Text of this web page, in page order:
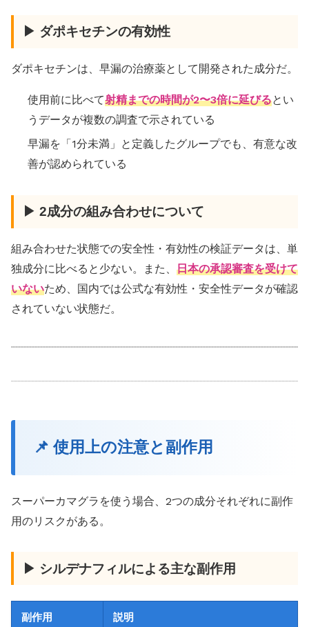
▶ ダポキセチンの有効性
ダポキセチンは、早漏の治療薬として開発された成分だ。
使用前に比べて射精までの時間が2〜3倍に延びるとい
うデータが複数の調査で示されている
早漏を「1分未満」と定義したグループでも、有意な改
善が認められている
▶ 2成分の組み合わせについて
組み合わせた状態での安全性・有効性の検証データは、単
独成分に比べると少ない。また、 日本の承認審査を受けて
いないため、国内では公式な有効性・安全性データが確認
されていない状態だ。
📌 使用上の注意と副作用
スーパーカマグラを使う場合、2つの成分それぞれに副作
用のリスクがある。
▶ シルデナフィルによる主な副作用
副作用 説明